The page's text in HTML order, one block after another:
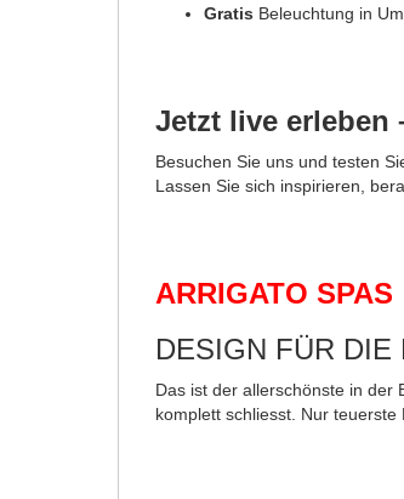
Gratis Beleuchtung in
Jetzt live erleben
Besuchen Sie uns und testen
Lassen Sie sich inspirieren,
ARRIGATO SPAS
DESIGN FÜR DIE
Das ist der allerschönste in der
komplett schliesst. Nur teuerste